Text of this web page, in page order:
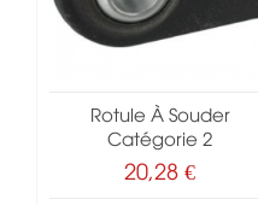
Rotule À Souder
Catégorie 2
20,28 €